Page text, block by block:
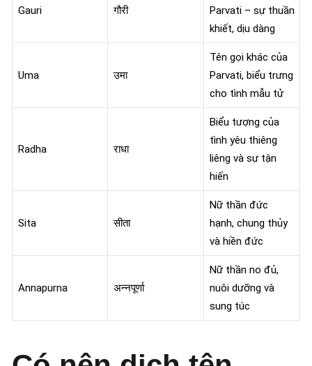
Gauri गौरी
Parvati – sự thuần
khiết, dịu dàng
Uma उमा
Tên gọi khác của
Parvati, biểu trưng
cho tình mẫu tử
Radha राधा
Biểu tượng của
tình yêu thiêng
liêng và sự tận
hiến
Sita सीता
Nữ thần đức
hạnh, chung thủy
và hiền đức
Annapurna अन्नपूर्णा
Nữ thần no đủ,
nuôi dưỡng và
sung túc